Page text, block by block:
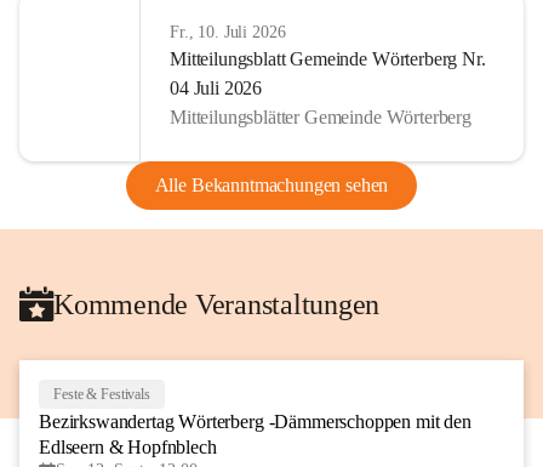
Fr., 10. Juli 2026
Mitteilungsblatt Gemeinde Wörterberg Nr.
04 Juli 2026
Mitteilungsblätter Gemeinde Wörterberg
Alle Bekanntmachungen sehen
Kommende Veranstaltungen
Feste & Festivals
Bezirkswandertag Wörterberg -Dämmerschoppen mit den
Edlseern & Hopfnblech